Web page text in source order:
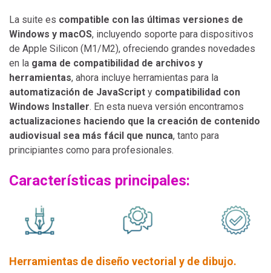
La suite es compatible con las últimas versiones de
Windows y macOS, incluyendo soporte para dispositivos
de Apple Silicon (M1/M2), ofreciendo grandes novedades
en la gama de compatibilidad de archivos y
herramientas, ahora incluye herramientas para la
automatización de JavaScript y compatibilidad con
Windows Installer. En esta nueva versión encontramos
actualizaciones haciendo que la creación de contenido
audiovisual sea más fácil que nunca, tanto para
principiantes como para profesionales.
Características principales:
Herramientas de diseño vectorial y de dibujo.